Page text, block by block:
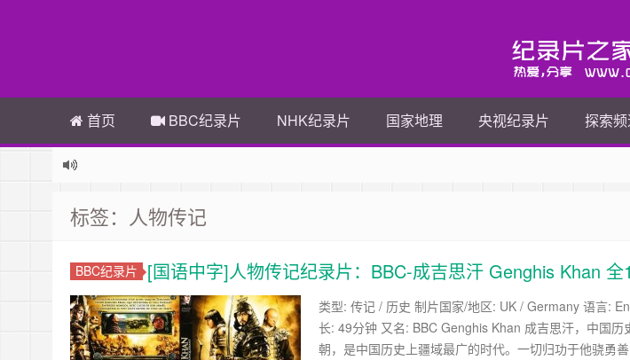
首页 BBC纪录片 NHK纪录片 国家地理 央视纪录片 探索
标签：人物传记
BBC纪录片 [国语中字]人物传记纪录片：BBC-成吉思汗 Genghis Khan 全
类型: 传记 / 历史 制片国家/地区: UK / Germany 语言:
长: 49分钟 又名: BBC Genghis Khan 成吉思汗，中国历
朝，是中国历史上疆域最广的时代。一切归功于他骁勇